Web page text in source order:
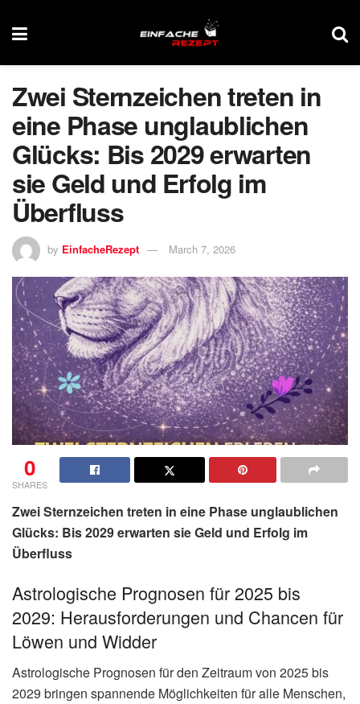
Zwei Sternzeichen treten in
eine Phase unglaublichen
Glücks: Bis 2029 erwarten
sie Geld und Erfolg im
Überfluss
by EinfacheRezept March 7, 2026
0
SHARES
Zwei Sternzeichen treten in eine Phase unglaublichen
Glücks: Bis 2029 erwarten sie Geld und Erfolg im
Überfluss
Astrologische Prognosen für 2025 bis
2029: Herausforderungen und Chancen für
Löwen und Widder
Astrologische Prognosen für den Zeitraum von 2025 bis
2029 bringen spannende Möglichkeiten für alle Menschen,